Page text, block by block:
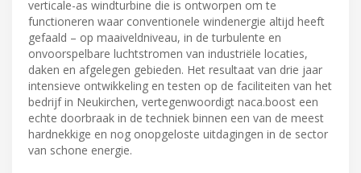
verticale-as windturbine die is ontworpen om te
functioneren waar conventionele windenergie altijd heeft
gefaald – op maaiveldniveau, in de turbulente en
onvoorspelbare luchtstromen van industriële locaties,
daken en afgelegen gebieden. Het resultaat van drie jaar
intensieve ontwikkeling en testen op de faciliteiten van het
bedrijf in Neukirchen, vertegenwoordigt naca.boost een
echte doorbraak in de techniek binnen een van de meest
hardnekkige en nog onopgeloste uitdagingen in de sector
van schone energie.